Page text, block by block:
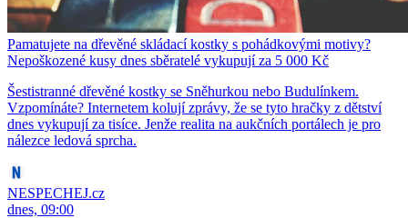
Pamatujete na dřevěné skládací kostky s pohádkovými motivy?
Nepoškozené kusy dnes sběratelé vykupují za 5 000 Kč
Šestistranné dřevěné kostky se Sněhurkou nebo Budulínkem.
Vzpomínáte? Internetem kolují zprávy, že se tyto hračky z dětství
dnes vykupují za tisíce. Jenže realita na aukčních portálech je pro
nálezce ledová sprcha.
NESPECHEJ.cz
dnes, 09:00